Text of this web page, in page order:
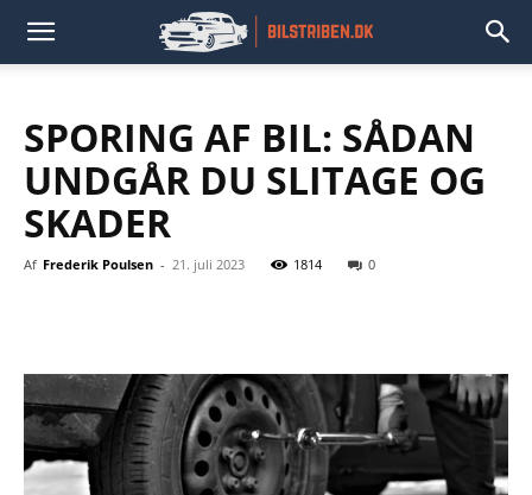
SPORING AF BIL: SÅDAN
UNDGÅR DU SLITAGE OG
SKADER
Af Frederik Poulsen - 21. juli 2023 1814 0